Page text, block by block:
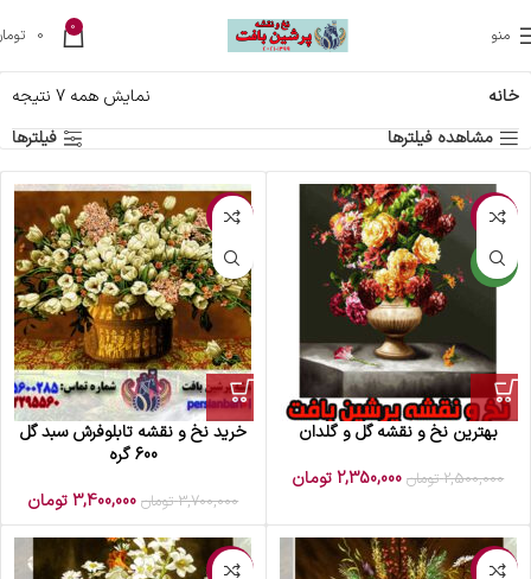
منو 0
0
خانه
نمایش همه 7 نتیجه
مشاهده فیلترها
فیلترها
-6%
جدید
بهترین نخ و نقشه گل و گلدان
2,500,000 تومان 2,350,000 تومان
-8%
خرید نخ و نقشه تابلوفرش سبد گل
600 گره
3,700,000 تومان 3,400,000 تومان
-13%
-8%